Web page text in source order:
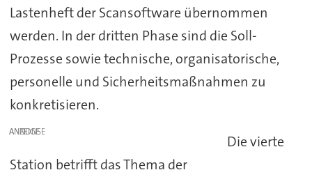
Lastenheft der Scansoftware übernommen
werden. In der dritten Phase sind die Soll-
Prozesse sowie technische, organisatorische,
personelle und Sicherheitsmaßnahmen zu
konkretisieren.
ANZEIGE
Die vierte
Station betrifft das Thema der